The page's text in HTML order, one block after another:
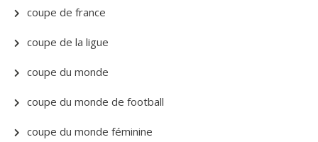
coupe de france
coupe de la ligue
coupe du monde
coupe du monde de football
coupe du monde féminine